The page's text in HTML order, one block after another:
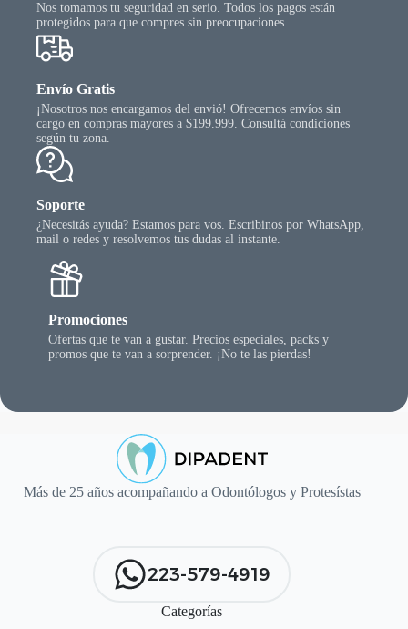
Nos tomamos tu seguridad en serio. Todos los pagos están
protegidos para que compres sin preocupaciones.
Envío Gratis
¡Nosotros nos encargamos del envió! Ofrecemos envíos sin
cargo en compras mayores a $199.999. Consultá condiciones
según tu zona.
Soporte
¿Necesitás ayuda? Estamos para vos. Escribinos por WhatsApp,
mail o redes y resolvemos tus dudas al instante.
Promociones
Ofertas que te van a gustar. Precios especiales, packs y
promos que te van a sorprender. ¡No te las pierdas!
Más de 25 años acompañando a Odontólogos y Protesístas
223-579-4919
Categorías